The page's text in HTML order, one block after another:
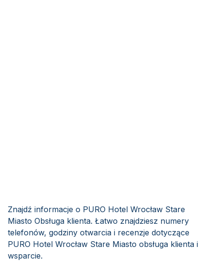
Znajdź informacje o PURO Hotel Wrocław Stare
Miasto Obsługa klienta. Łatwo znajdziesz numery
telefonów, godziny otwarcia i recenzje dotyczące
PURO Hotel Wrocław Stare Miasto obsługa klienta i
wsparcie.